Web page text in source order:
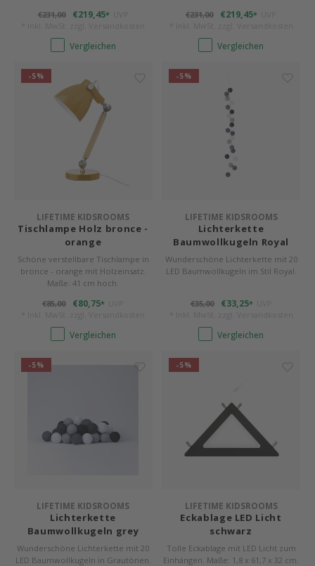
€231,00
€219,45*
Vergleichen
€231,00
€219,45*
Vergleichen
-5%
LIFETIME KIDSROOMS
Tischlampe Holz bronce -
orange
Schöne verstellbare Tischlampe in
bronce - orange mit Holzeinsatz.
Maße: 41 cm hoch.
€85,00
€80,75*
Vergleichen
-5%
LIFETIME KIDSROOMS
Lichterkette
Baumwollkugeln Royal
Wunderschöne Lichterkette mit 20
LED Baumwollkugeln im Stil Royal.
€35,00 €33,25*
Vergleichen
-5%
LIFETIME KIDSROOMS
Lichterkette
Baumwollkugeln grey
colours
Wunderschöne Lichterkette mit 20
LED Baumwollkugeln in Grautönen.
-5%
LIFETIME KIDSROOMS
Eckablage LED Licht
schwarz
Tolle Eckablage mit LED Licht zum
Einhängen. Maße: 1,8 x 61,7 x 32 cm.